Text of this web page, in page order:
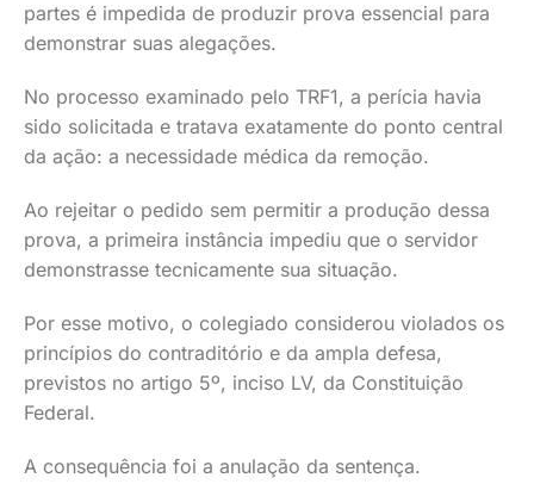
partes é impedida de produzir prova essencial para
demonstrar suas alegações.
No processo examinado pelo TRF1, a perícia havia
sido solicitada e tratava exatamente do ponto central
da ação: a necessidade médica da remoção.
Ao rejeitar o pedido sem permitir a produção dessa
prova, a primeira instância impediu que o servidor
demonstrasse tecnicamente sua situação.
Por esse motivo, o colegiado considerou violados os
princípios do contraditório e da ampla defesa,
previstos no artigo 5º, inciso LV, da Constituição
Federal.
A consequência foi a anulação da sentença.